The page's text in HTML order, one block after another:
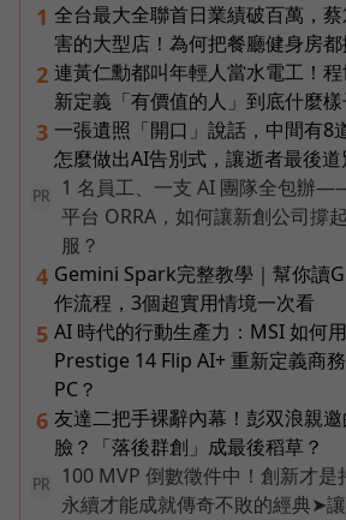
1 全台最大全聯首日業績破百萬，
害的大型店！為何把餐廳健身房都
2 連黃仁勳都叫年輕人當水電工！
新定義「有價值的人」到底什麼樣
3 一張遺照「開口」說話，中間有8
怎麼做出AI告別式，讓逝者最後道
PR
1 名員工、一支 AI 團隊全包辦
平台 ORRA，如何讓新創公司撐
服？
4 Gemini Spark完整教學｜幫你讀
作流程，3個超實用情境一次看
5 AI 時代的行動生產力：MSI 如何
Prestige 14 Flip AI+ 重新定義商
PC？
6 友達二把手裸辭內幕！彭双浪親
臉？「落後群創」成最後稻草？
PR
100 MVP 倒數徵件中！創新才是
永續才能成就傳奇不敗的經典➤